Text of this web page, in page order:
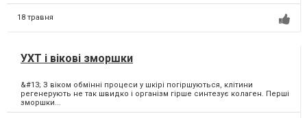
18 травня
УХТ і вікові зморшки
&#13; З віком обмінні процеси у шкірі погіршуються, клітини
регенерують не так швидко і організм гірше синтезує колаген. Перші
зморшки...